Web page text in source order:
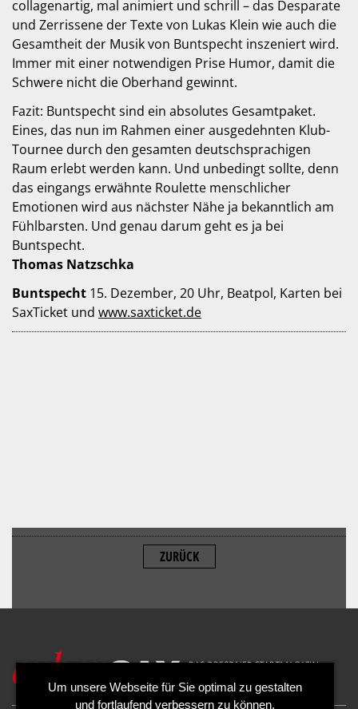
collagenartig, mal animiert und schrill – das Desparate
und Zerrissene der Texte von Lukas Klein wie auch die
Gesamtheit der Musik von Buntspecht inszeniert wird.
Immer mit einer notwendigen Prise Humor, damit die
Schwere nicht die Oberhand gewinnt.
Fazit: Buntspecht sind ein absolutes Gesamtpaket.
Eines, das nun im Rahmen einer ausgedehnten Klub-
Tournee durch den gesamten deutschsprachigen
Raum erlebt werden kann. Und unbedingt sollte, denn
das eingangs erwähnte Roulette menschlicher
Emotionen wird aus nächster Nähe ja bekanntlich am
Fühlbarsten. Und genau darum geht es ja bei
Buntspecht.
Thomas Natzschka
Buntspecht 15. Dezember, 20 Uhr, Beatpol, Karten bei
SaxTicket und www.saxticket.de
ZURÜCK
Um unsere Webseite für Sie optimal zu gestalten
und fortlaufend verbessern zu können,